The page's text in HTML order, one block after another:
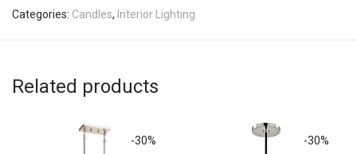
Categories: Candles, Interior Lighting
Related products
-30% -30%